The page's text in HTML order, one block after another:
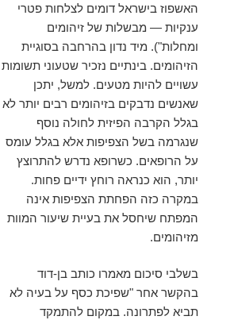
האשפוז בישראל דומים לצלחות פטרי
ענקיות — מבשלות של זיהומים
ומחלות"). מיד נדון בהרחבה בסוגיית
הזיהומים. בינתיים נזכיר שטעוני תשומות
עשויים להיות מטעים. למשל, יתכן
שאנשים נדבקים בזיהומים רבים יותר לא
בגלל הקרבה הפיזית לחולה נוסף
שנגרמה בשל הצפיפות אלא בגלל עומס
על הרופאים. כשרופא נדרש להתרוצץ
יותר, הוא כנראה רוחץ ידיים פחות.
במקרה כזה הפחתת הצפיפות אינה
המפתח שיחסל את בעיית שיעור המוות
מזיהומים.
בשלבי סיכום מאמרו כותב בן-דוד
בהקשר אחר "שפיכת כסף על בעיה לא
תביא לפתרונה. במקום להתמקד